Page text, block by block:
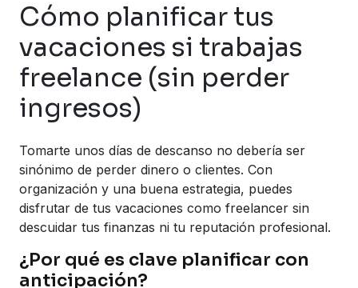
Cómo planificar tus
vacaciones si trabajas
freelance (sin perder
ingresos)
Tomarte unos días de descanso no debería ser
sinónimo de perder dinero o clientes. Con
organización y una buena estrategia, puedes
disfrutar de tus vacaciones como freelancer sin
descuidar tus finanzas ni tu reputación profesional.
¿Por qué es clave planificar con
anticipación?